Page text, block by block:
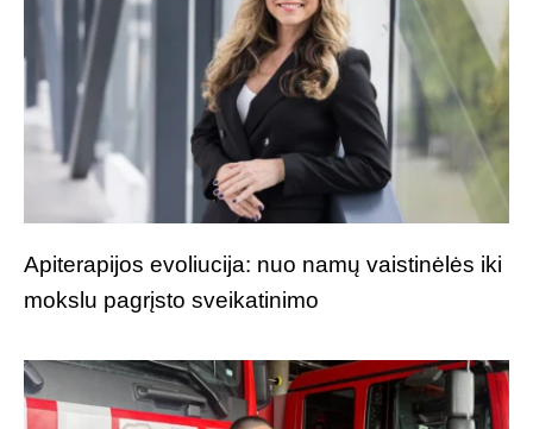
Apiterapijos evoliucija: nuo namų vaistinėlės iki
mokslu pagrįsto sveikatinimo